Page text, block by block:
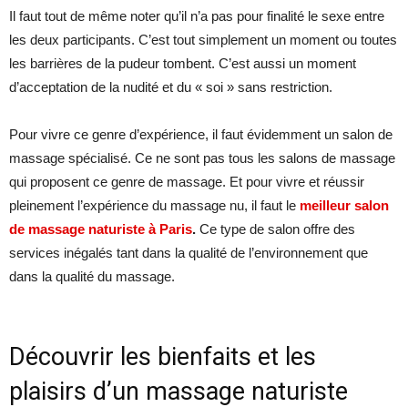
Il faut tout de même noter qu’il n’a pas pour finalité le sexe entre
les deux participants. C’est tout simplement un moment ou toutes
les barrières de la pudeur tombent. C’est aussi un moment
d’acceptation de la nudité et du « soi » sans restriction.
Pour vivre ce genre d’expérience, il faut évidemment un salon de
massage spécialisé. Ce ne sont pas tous les salons de massage
qui proposent ce genre de massage. Et pour vivre et réussir
pleinement l’expérience du massage nu, il faut le meilleur salon
de massage naturiste à Paris. Ce type de salon offre des
services inégalés tant dans la qualité de l’environnement que
dans la qualité du massage.
Découvrir les bienfaits et les
plaisirs d’un massage naturiste